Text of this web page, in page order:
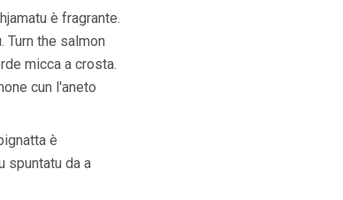
è fragrante.
Turn the salmon
micca a crosta.
cun l'aneto
è
spuntatu da a